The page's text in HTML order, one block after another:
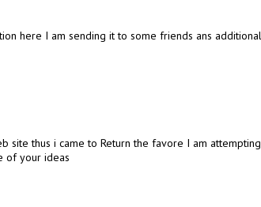
here I am sending it to some friends ans
site thus i came to Return the favore I am
of your ideas